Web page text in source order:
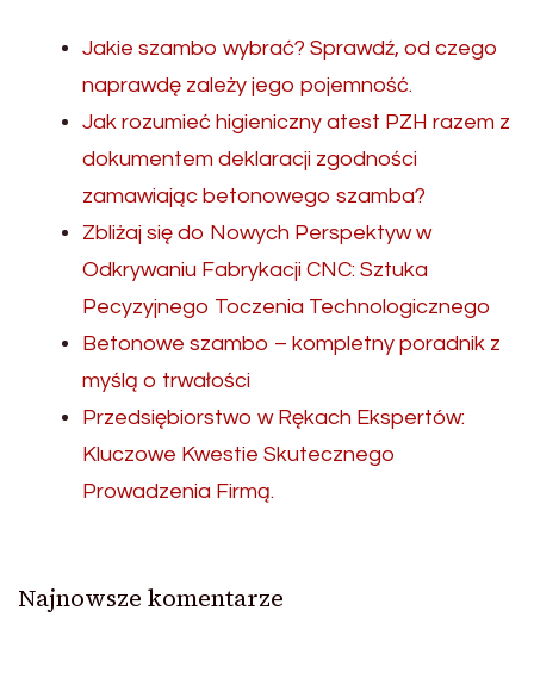
Jakie szambo wybrać? Sprawdź, od czego
naprawdę zależy jego pojemność.
Jak rozumieć higieniczny atest PZH razem z
dokumentem deklaracji zgodności
zamawiając betonowego szamba?
Zbliżaj się do Nowych Perspektyw w
Odkrywaniu Fabrykacji CNC: Sztuka
Pecyzyjnego Toczenia Technologicznego
Betonowe szambo – kompletny poradnik z
myślą o trwałości
Przedsiębiorstwo w Rękach Ekspertów:
Kluczowe Kwestie Skutecznego
Prowadzenia Firmą.
Najnowsze komentarze